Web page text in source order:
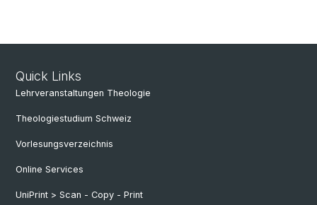
Quick Links
Lehrveranstaltungen Theologie
Theologiestudium Schweiz
Vorlesungsverzeichnis
Online Services
UniPrint > Scan - Copy - Print